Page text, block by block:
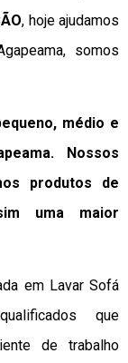
, hoje ajudamos
somos
médio e
Nossos
produtos de
uma maior
em Lavar Sofá
que
de trabalho